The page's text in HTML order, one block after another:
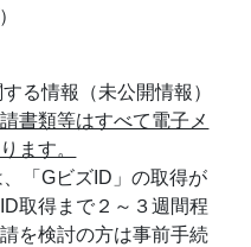
）
る情報（未公開情報）
書類等はすべて電子メ
ます。
「GビズID」の取得が
取得まで２～３週間程
を検討の方は事前手続